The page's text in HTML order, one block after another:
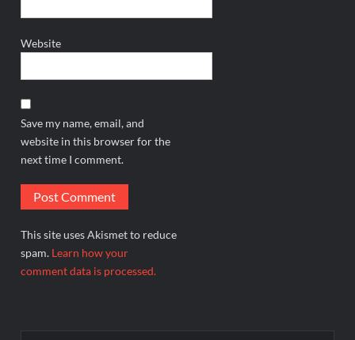
Website
Save my name, email, and
website in this browser for the
next time I comment.
This site uses Akismet to reduce
spam. Learn how your
comment data is processed.